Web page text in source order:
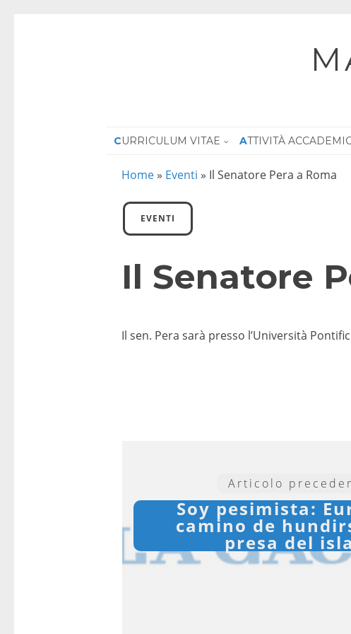
CURRICULUM VITAE ATTIVITÀ
Home » Eventi » Il Senatore Pera a Roma
EVENTI
Il Senatore
Il sen. Pera sarà presso l’Università
Articolo
Soy pesimista:
camino de
presa del